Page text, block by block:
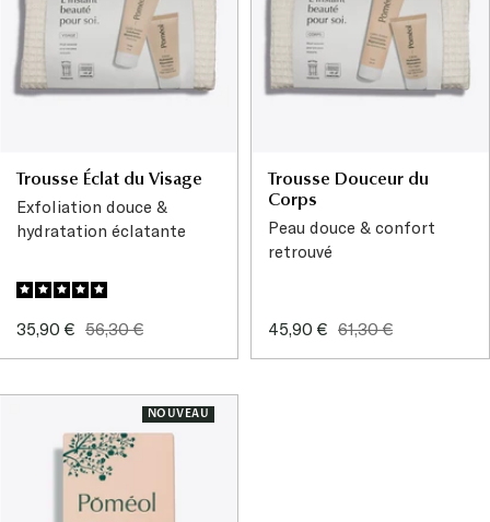
Trousse Éclat du Visage
Exfoliation douce &
hydratation éclatante
Prix
35,90 € Prix
56,30 €
Trousse Douceur du
Corps
Peau douce & confort
retrouvé
Prix
45,90 € Prix
61,30 €
NOUVEAU